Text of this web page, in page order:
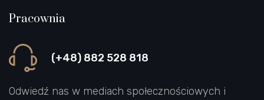
Pracownia
(+48) 882 528 818
Odwiedź nas w mediach społecznościowych i